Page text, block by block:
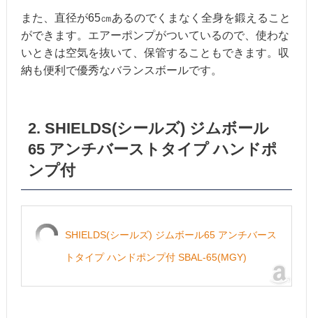
また、直径が65㎝あるのでくまなく全身を鍛えること
ができます。エアーポンプがついているので、使わな
いときは空気を抜いて、保管することもできます。収
納も便利で優秀なバランスボールです。
2. SHIELDS(シールズ) ジムボール
65 アンチバーストタイプ ハンドポ
ンプ付
SHIELDS(シールズ) ジムボール65 アンチバース
トタイプ ハンドポンプ付 SBAL-65(MGY)